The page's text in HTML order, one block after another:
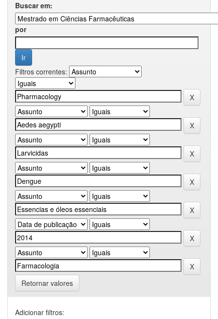
Buscar em:
por
Filtros correntes:
Retornar valores
Adicionar filtros: